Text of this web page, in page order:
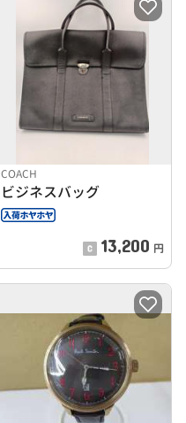
COACH
ビジネスバッグ
13,200 円